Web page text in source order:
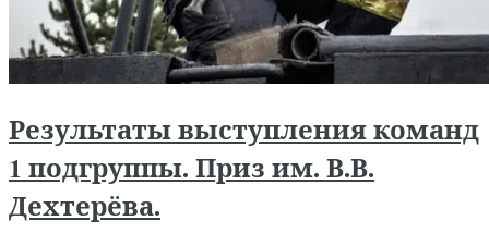
Результаты выступления команд
1 подгруппы. Приз им. В.В.
Дехтерёва.